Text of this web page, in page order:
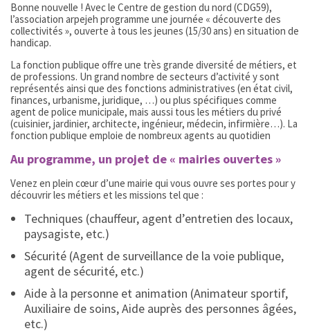
Bonne nouvelle ! Avec le Centre de gestion du nord (CDG59),
l’association arpejeh programme une journée « découverte des
collectivités », ouverte à tous les jeunes (15/30 ans) en situation de
handicap.
La fonction publique offre une très grande diversité de métiers, et
de professions. Un grand nombre de secteurs d’activité y sont
représentés ainsi que des fonctions administratives (en état civil,
finances, urbanisme, juridique, …) ou plus spécifiques comme
agent de police municipale, mais aussi tous les métiers du privé
(cuisinier, jardinier, architecte, ingénieur, médecin, infirmière…). La
fonction publique emploie de nombreux agents au quotidien
Au programme, un projet de « mairies ouvertes »
Venez en plein cœur d’une mairie qui vous ouvre ses portes pour y
découvrir les métiers et les missions tel que :
Techniques (chauffeur, agent d’entretien des locaux,
paysagiste, etc.)
Sécurité (Agent de surveillance de la voie publique,
agent de sécurité, etc.)
Aide à la personne et animation (Animateur sportif,
Auxiliaire de soins, Aide auprès des personnes âgées,
etc.)